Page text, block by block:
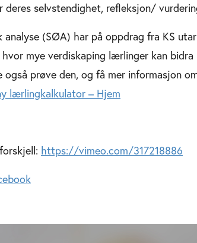
deres selvstendighet, refleksjon/
analyse (SØA) har på oppdrag fra KS
mye verdiskaping lærlinger kan
prøve den, og få mer informasjon
lærlingkalkulator – Hjem
https://vimeo.com/317218886